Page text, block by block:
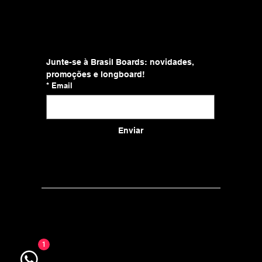
Junte-se à Brasil Boards: novidades,
promoções e longboard!
* Email
Enviar
Av. da Invernada, 138, Campo Belo, São Paulo/SP, 04612 060, Brasil
brasilboards@gmail.com | WhatsApp: +55 11 9 6924 5685
1